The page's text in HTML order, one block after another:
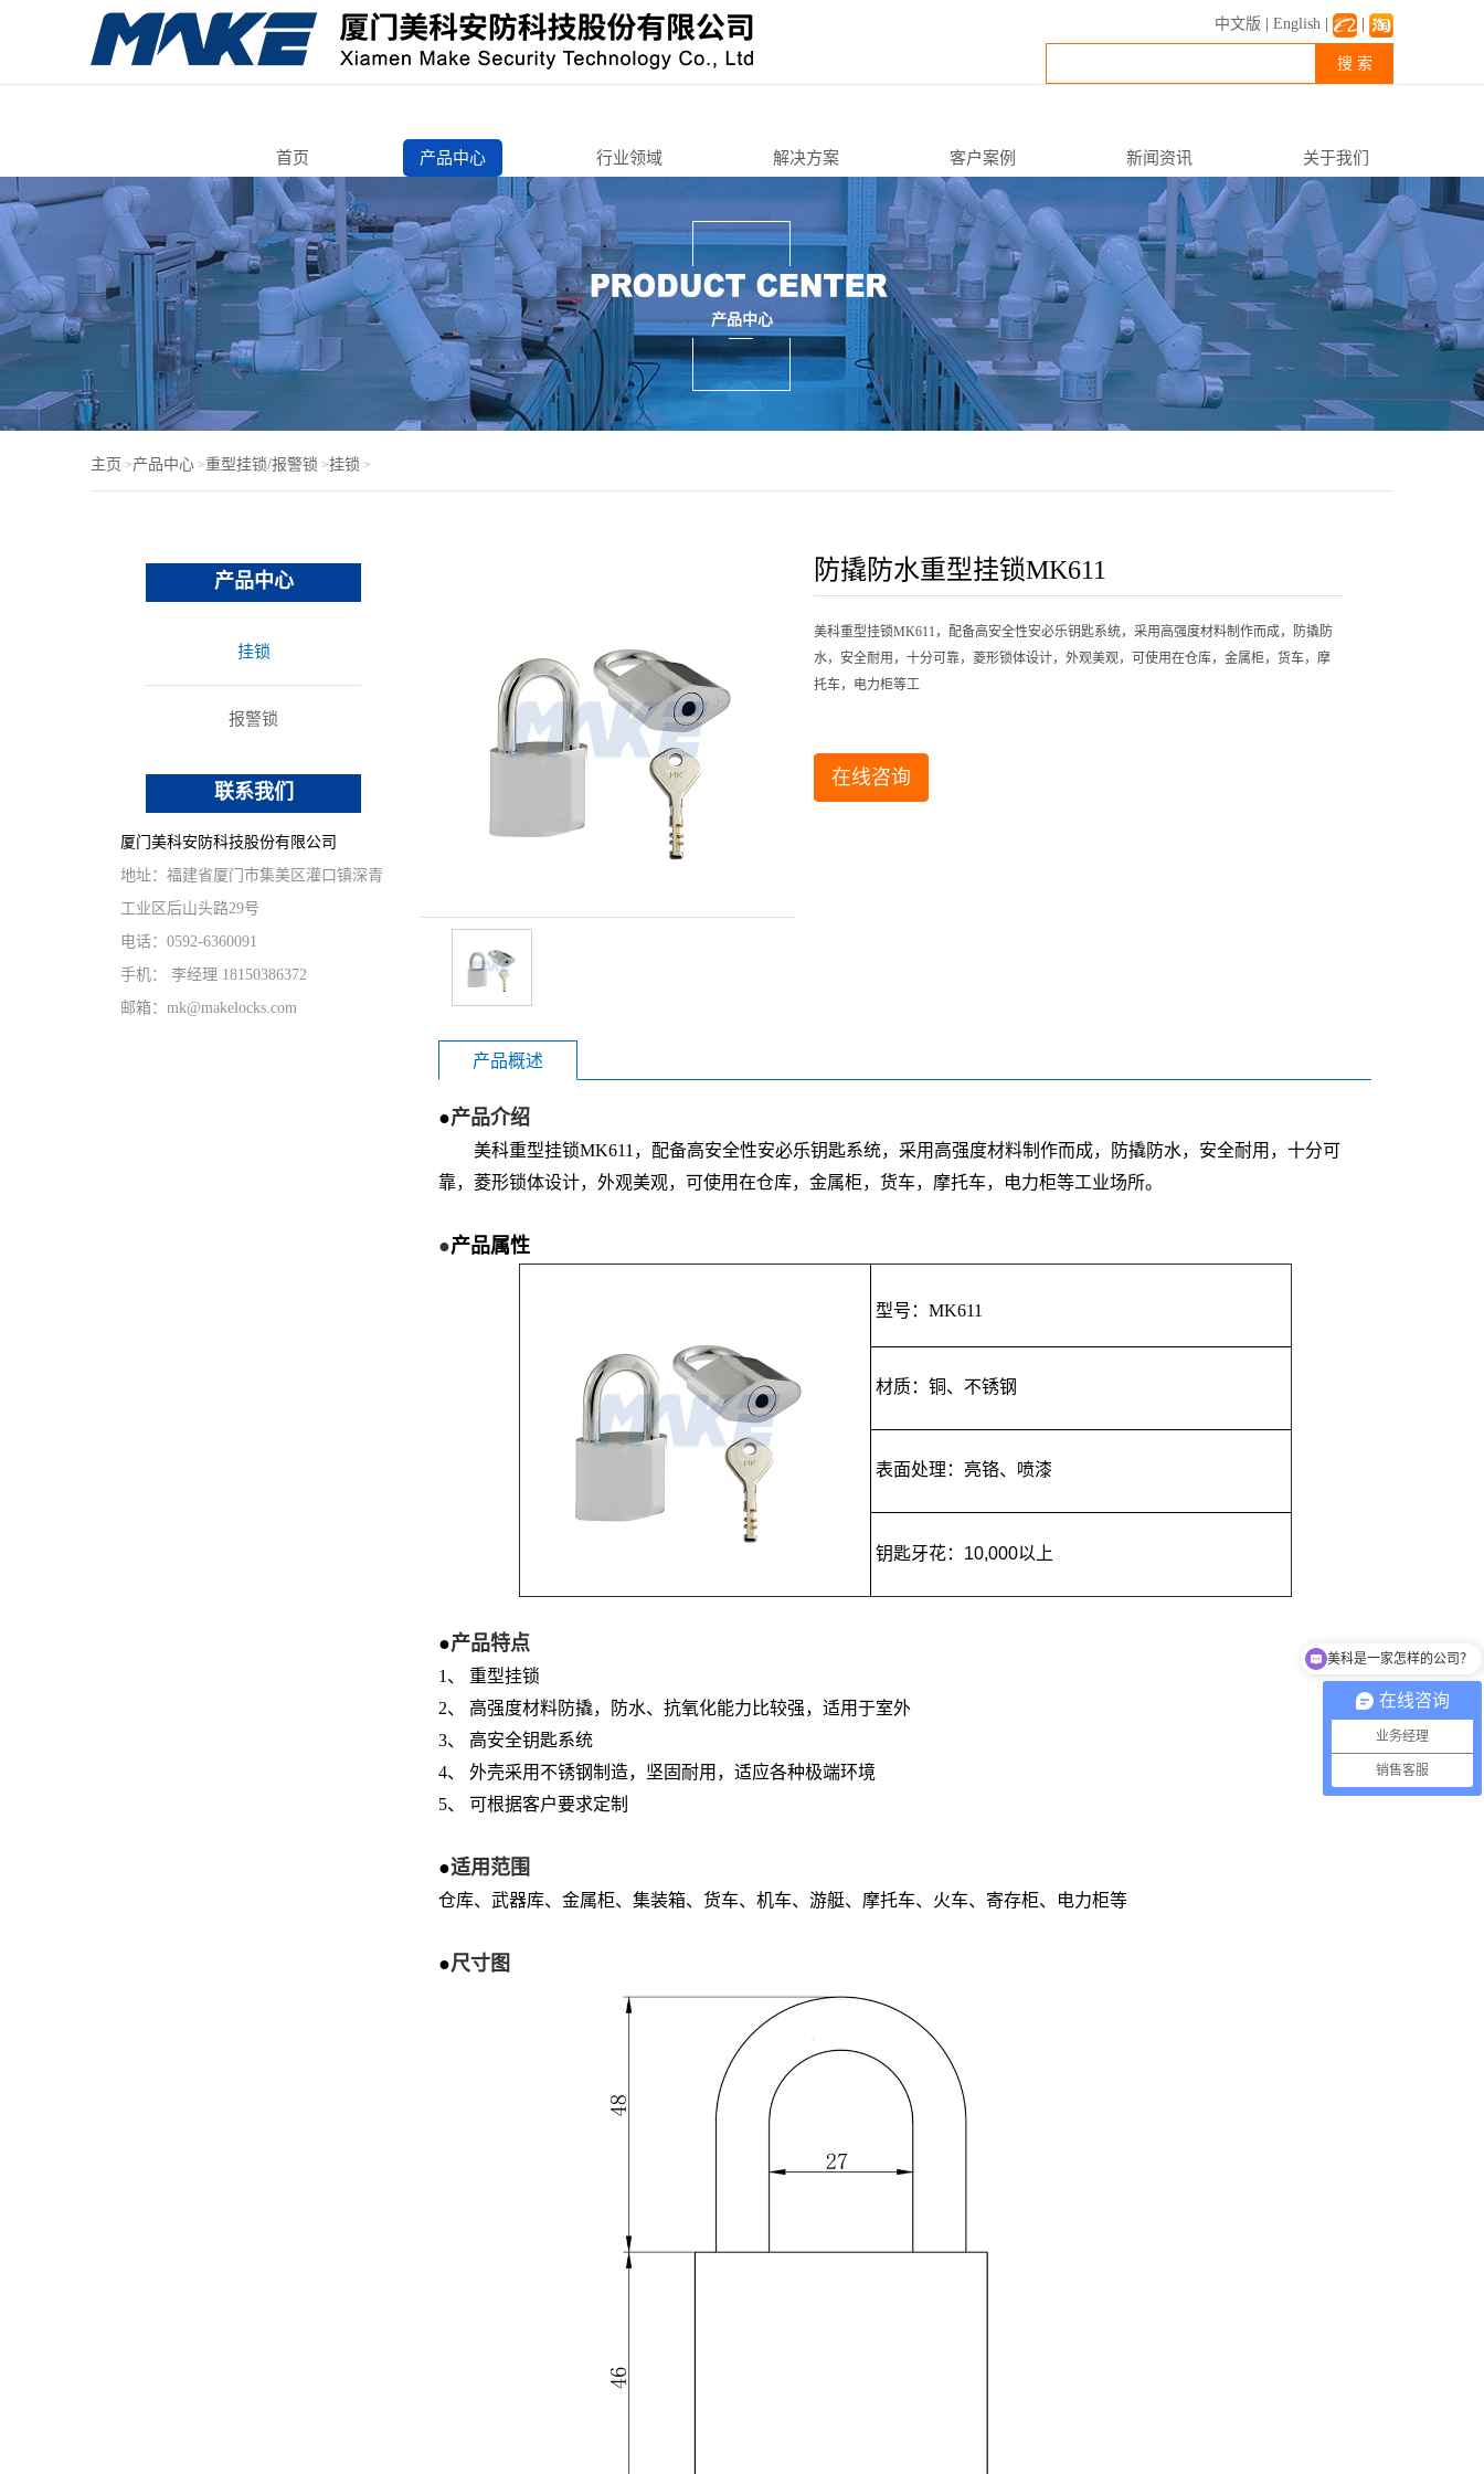
中文版 English
搜 索
首页 产品中心
自动售货机锁
寄存柜锁
智能电子锁
机箱机柜锁/把手锁
锁芯/按压锁
电脑锁
办公家具锁
行业领域
办公寄存
智能终端
智慧城市
3C周边
机车后装
解决方案
智能终端
智慧城市
3C周边
商用锁
客户案例 新闻资讯
公司新闻
行业资讯
常见FAQ
关于我们
企业简介
企业文化
资质荣誉
联系我们
产品中心
主页 >产品中心 >重型挂锁/报警锁 >挂锁 >
产品中心
挂锁
报警锁
联系我们
厦门美科安防科技股份有限公司
地址：福建省厦门市集美区灌口镇深青
工业区后山头路29号
电话：0592-6360091
手机： 李经理 18150386372
邮箱：mk@makelocks.com
防撬防水重型挂锁MK611
美科重型挂锁MK611，配备高安全性安必乐钥匙系统，采用高强度材料制作而成，防撬防
水，安全耐用，十分可靠，菱形锁体设计，外观美观，可使用在仓库，金属柜，货车，摩
托车，电力柜等工
在线咨询
产品概述
●产品介绍
美科重型挂锁MK611，配备高安全性安必乐钥匙系统，采用高强度材料制作而成，防撬防水，安全耐用，十分可
靠，菱形锁体设计，外观美观，可使用在仓库，金属柜，货车，摩托车，电力柜等工业场所。
●产品属性
型号：MK611
材质：铜、不锈钢
表面处理：亮铬、喷漆
钥匙牙花：10,000以上
●产品特点
1、 重型挂锁
2、 高强度材料防撬，防水、抗氧化能力比较强，适用于室外
3、 高安全钥匙系统
4、 外壳采用不锈钢制造，坚固耐用，适应各种极端环境
5、 可根据客户要求定制
●适用范围
仓库、武器库、金属柜、集装箱、货车、机车、游艇、摩托车、火车、寄存柜、电力柜等
●尺寸图
在线咨询
业务经理
销售客服